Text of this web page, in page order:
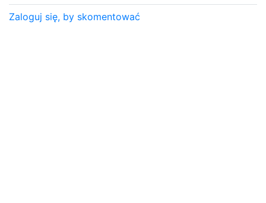
Zaloguj się, by skomentować